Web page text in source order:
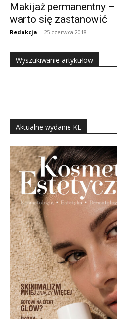
Makijaż permanentny
warto się zastanowić
Redakcja - 25 czerwca 2018
Wyszukiwanie artykułów
Aktualne wydanie KE